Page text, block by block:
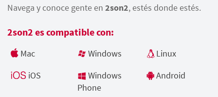
Navega y conoce gente en 2son2, estés donde estés.
2son2 es compatible con:
Mac Windows
Linux
iOS
Windows
Phone
Android